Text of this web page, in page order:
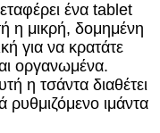
ένα tablet
η μικρή, δομημένη
για να κρατάτε
οργανωμένα.
η τσάντα διαθέτει
ρυθμιζόμενο ιμάντα